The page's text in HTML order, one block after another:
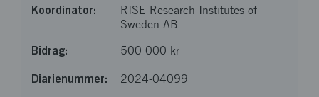
RISE Research Institutes of
Sweden AB
500 000 kr
2024-04099